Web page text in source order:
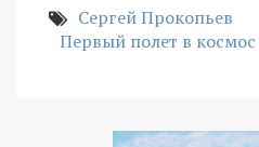
Сергей Прокопьев
Первый полет в космос